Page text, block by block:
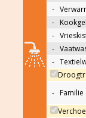
-
-
-
-
-
-